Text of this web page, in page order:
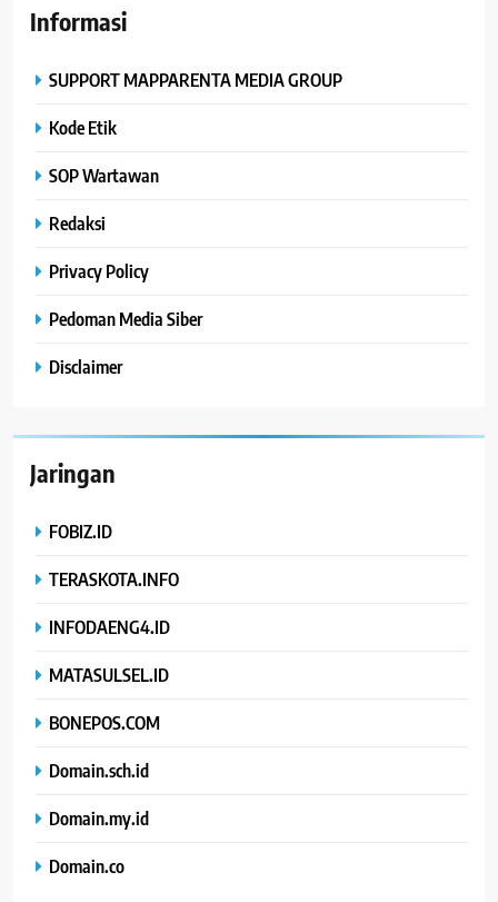
Informasi
SUPPORT MAPPARENTA MEDIA GROUP
Kode Etik
SOP Wartawan
Redaksi
Privacy Policy
Pedoman Media Siber
Disclaimer
Jaringan
FOBIZ.ID
TERASKOTA.INFO
INFODAENG4.ID
MATASULSEL.ID
BONEPOS.COM
Domain.sch.id
Domain.my.id
Domain.co